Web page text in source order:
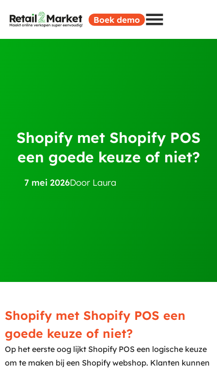
Boek demo
Shopify met Shopify POS
een goede keuze of niet?
7 mei 2026Door Laura
Shopify met Shopify POS een
goede keuze of niet?
Op het eerste oog lijkt Shopify POS een logische keuze
om te maken bij een Shopify webshop. Klanten kunnen